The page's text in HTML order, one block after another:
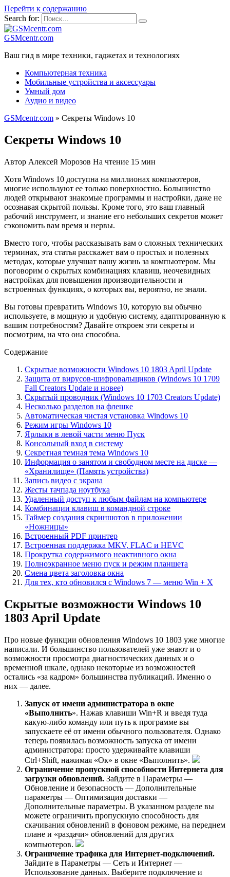
Перейти к содержанию
Search for:
GSMcentr.com
Ваш гид в мире техники, гаджетах и технологиях
Компьютерная техника
Мобильные устройства и аксессуары
Умный дом
Аудио и видео
GSMcentr.com » Секреты Windows 10
Секреты Windows 10
Автор Алексей Морозов На чтение 15 мин
Хотя Windows 10 доступна на миллионах компьютеров,
многие используют ее только поверхностно. Большинство
людей открывают знакомые программы и настройки, даже не
осознавая скрытой пользы. Кроме того, это ваш главный
рабочий инструмент, и знание его небольших секретов может
сэкономить вам время и нервы.
Вместо того, чтобы рассказывать вам о сложных технических
терминах, эта статья расскажет вам о простых и полезных
методах, которые улучшат вашу жизнь за компьютером. Мы
поговорим о скрытых комбинациях клавиш, неочевидных
настройках для повышения производительности и
встроенных функциях, о которых вы, вероятно, не знали.
Вы готовы превратить Windows 10, которую вы обычно
используете, в мощную и удобную систему, адаптированную к
вашим потребностям? Давайте откроем эти секреты и
посмотрим, на что она способна.
Содержание
Скрытые возможности Windows 10 1803 April Update
Защита от вирусов-шифровальщиков (Windows 10 1709
Fall Creators Update и новее)
Скрытый проводник (Windows 10 1703 Creators Update)
Несколько разделов на флешке
Автоматическая чистая установка Windows 10
Режим игры Windows 10
Ярлыки в левой части меню Пуск
Консольный вход в систему
Секретная темная тема Windows 10
Информация о занятом и свободном месте на диске —
«Хранилище» (Память устройства)
Запись видео с экрана
Жесты тачпада ноутбука
Удаленный доступ к любым файлам на компьютере
Комбинации клавиш в командной строке
Таймер создания скриншотов в приложении
«Ножницы»
Встроенный PDF принтер
Встроенная поддержка MKV, FLAC и HEVC
Прокрутка содержимого неактивного окна
Полноэкранное меню пуск и режим планшета
Смена цвета заголовка окна
Для тех, кто обновился с Windows 7 — меню Win + X
Скрытые возможности Windows 10
1803 April Update
Про новые функции обновления Windows 10 1803 уже многие
написали. И большинство пользователей уже знают и о
возможности просмотра диагностических данных и о
временной шкале, однако некоторые из возможностей
остались «за кадром» большинства публикаций. Именно о
них — далее.
Запуск от имени администратора в окне
«Выполнить». Нажав клавиши Win+R и введя туда
какую-либо команду или путь к программе вы
запускаете её от имени обычного пользователя. Однако
теперь появилась возможность запуска от имени
администратора: просто удерживайте клавиши
Ctrl+Shift, нажимая «Ок» в окне «Выполнить».
Ограничение пропускной способности Интернета для
загрузки обновлений. Зайдите в Параметры —
Обновление и безопасность — Дополнительные
параметры — Оптимизация доставки —
Дополнительные параметры. В указанном разделе вы
можете ограничить пропускную способность для
скачивания обновлений в фоновом режиме, на переднем
плане и «раздачи» обновлений для других
компьютеров.
Ограничение трафика для Интернет-подключений.
Зайдите в Параметры — Сеть и Интернет —
Использование данных. Выберите подключение и